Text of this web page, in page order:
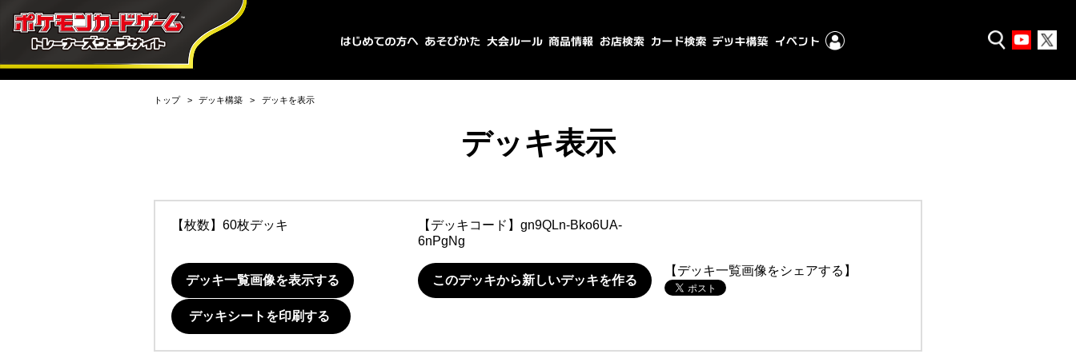
トップ デッキ構築 デッキを表示
デッキ表示
【枚数】60枚デッキ 【デッキコード】 gn9QLn-Bko6UA-
6nPgNg
デッキ一覧画像を表示する このデッキから新しいデッキを作る
【デッキ一覧画像をシェアする】
デッキシートを印刷する